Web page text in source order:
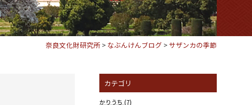
奈良文化財研究所 > なぶんけんブログ > サザンカの季節
カテゴリ
かりうち (7)